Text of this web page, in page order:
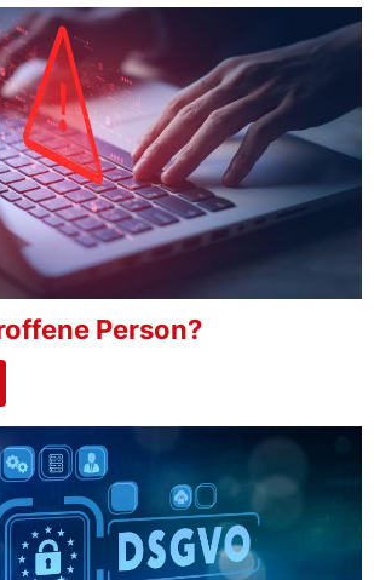
Person?